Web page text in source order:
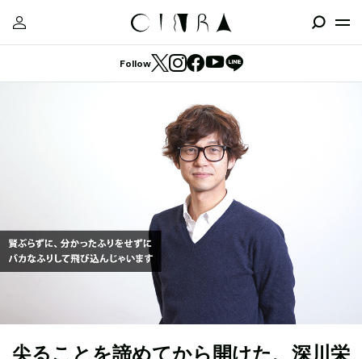
Follow
尖ることを諦めてから開けた、深川栄